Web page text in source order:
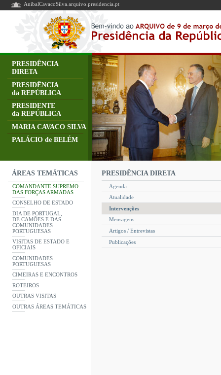
AnibalCavacoSilva.arquivo.presidencia.pt
PRESIDÊNCIA
DIRETA
PRESIDÊNCIA
da REPÚBLICA
PRESIDENTE
da REPÚBLICA
MARIA CAVACO SILVA
PALÁCIO de BELÉM
ÁREAS TEMÁTICAS
COMANDANTE SUPREMO
DAS FORÇAS ARMADAS
CONSELHO DE ESTADO
DIA DE PORTUGAL,
DE CAMÕES E DAS
COMUNIDADES
PORTUGUESAS
VISITAS DE ESTADO E
OFICIAIS
COMUNIDADES
PORTUGUESAS
CIMEIRAS E ENCONTROS
ROTEIROS
OUTRAS VISITAS
OUTRAS ÁREAS TEMÁTICAS
PRESIDÊNCIA DIRETA
Agenda
Atualidade
Intervenções
Mensagens
Artigos / Entrevistas
Publicações